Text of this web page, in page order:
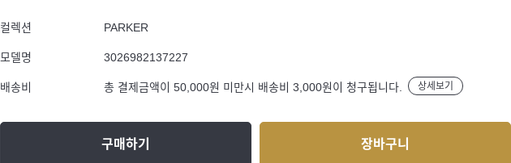
컬렉션 PARKER
모델명 3026982137227
배송비 총 결제금액이 50,000원 미만시 배송비 3,000원이 청구됩니다. 상세보기
구매하기 장바구니